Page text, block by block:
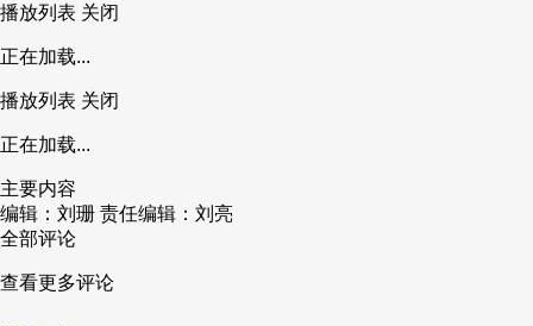
播放列表 关闭
正在加载...
播放列表 关闭
正在加载...
主要内容
编辑：刘珊 责任编辑：刘亮
全部评论
查看更多评论